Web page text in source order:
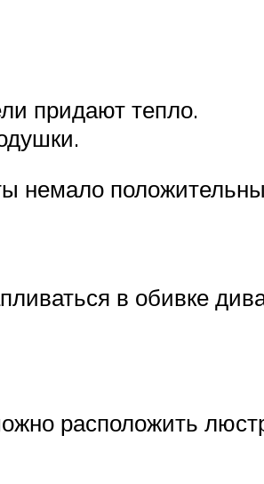
придают тепло.
немало
в обивке
расположить